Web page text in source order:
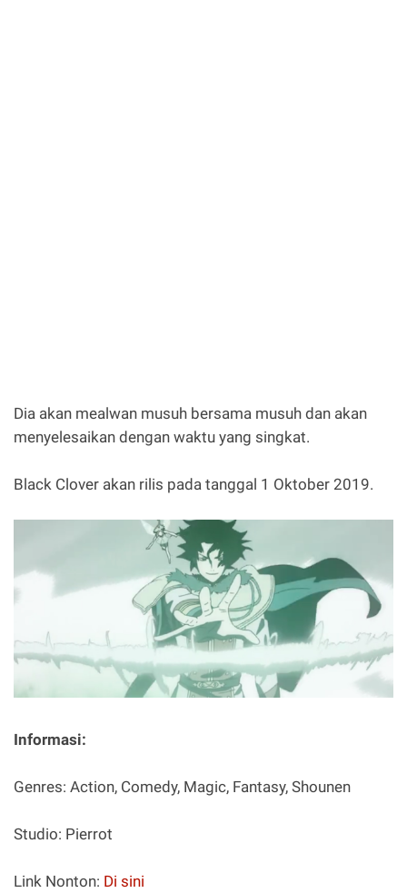
Dia akan mealwan musuh bersama musuh dan akan
menyelesaikan dengan waktu yang singkat.
Black Clover akan rilis pada tanggal 1 Oktober 2019.
Informasi:
Genres: Action, Comedy, Magic, Fantasy, Shounen
Studio: Pierrot
Link Nonton: Di sini